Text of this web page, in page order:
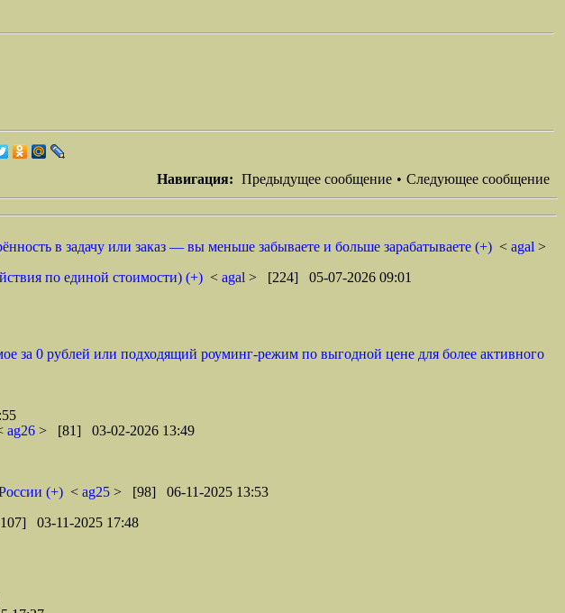
Навигация: Предыдущее сообщение • Следующее сообщение
в задачу или заказ — вы меньше забываете и больше зарабатываете (+) < agal >
по единой стоимости) (+) < agal > [224] 05-07-2026 09:01
за 0 рублей или подходящий роуминг-режим по выгодной цене для более активного
ag26 > [81] 03-02-2026 13:49
(+) < ag25 > [98] 06-11-2025 13:53
03-11-2025 17:48